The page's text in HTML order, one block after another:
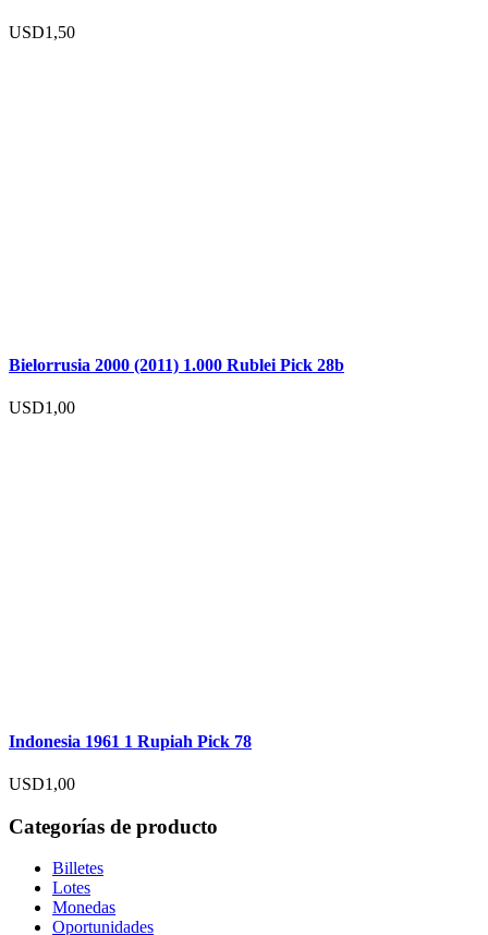
USD1,50
Bielorrusia 2000 (2011) 1.000 Rublei Pick 28b
USD1,00
Indonesia 1961 1 Rupiah Pick 78
USD1,00
Categorías de producto
Billetes
Lotes
Monedas
Oportunidades